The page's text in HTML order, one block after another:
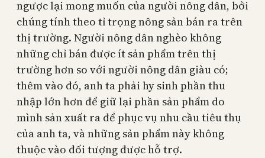
ngược lại mong muốn của người nông dân, bởi
chúng tính theo tỉ trọng nông sản bán ra trên
thị trường. Người nông dân nghèo không
những chỉ bán được ít sản phẩm trên thị
trường hơn so với người nông dân giàu có;
thêm vào đó, anh ta phải hy sinh phần thu
nhập lớn hơn để giữ lại phần sản phẩm do
mình sản xuất ra để phục vụ nhu cầu tiêu thụ
của anh ta, và những sản phẩm này không
thuộc vào đối tượng được hỗ trợ.